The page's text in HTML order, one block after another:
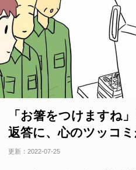
「お箸をつけますね
返答に、心のツッコ
更新： 2022-07-25